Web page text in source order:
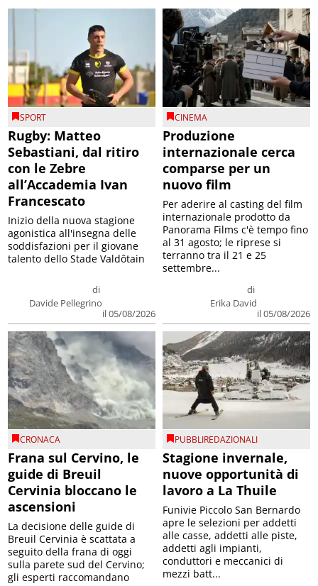
SPORT
Rugby: Matteo
Sebastiani, dal ritiro
con le Zebre
all’Accademia Ivan
Francescato
di
Davide Pellegrino
il 05/08/2026
Inizio della nuova stagione
agonistica all'insegna delle
soddisfazioni per il giovane
talento dello Stade Valdôtain
CINEMA
Produzione
internazionale cerca
comparse per un
nuovo film
di
Erika David
il 05/08/2026
Per aderire al casting del film
internazionale prodotto da
Panorama Films c'è tempo fino
al 31 agosto; le riprese si
terranno tra il 21 e 25
settembre...
CRONACA
Frana sul Cervino, le
guide di Breuil
Cervinia bloccano le
ascensioni
La decisione delle guide di
Breuil Cervinia è scattata a
seguito della frana di oggi
sulla parete sud del Cervino;
gli esperti raccomandano
PUBBLIREDAZIONALI
Stagione invernale,
nuove opportunità di
lavoro a La Thuile
Funivie Piccolo San Bernardo
apre le selezioni per addetti
alle casse, addetti alle piste,
addetti agli impianti,
conduttori e meccanici di
mezzi batt...